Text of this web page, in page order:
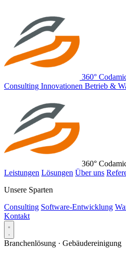
360°
Consulting Innovationen Betrieb &
360°
Leistungen Lösungen Über uns
Unsere Sparten
Consulting Software-Entwicklung
Kontakt
Branchenlösung · Gebäudereinigung